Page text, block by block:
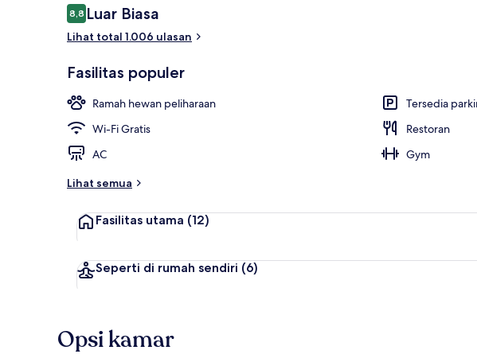
Ulasan
8,88,8 dari 10
Luar Biasa
Lihat total 1.006 ulasan
Fasilitas populer
Ramah hewan peliharaan
Tersedia
Wi-Fi Gratis
Restoran
AC
Gym
Lihat semua
Fasilitas utama (12)
Seperti di rumah sendiri (6)
Opsi kamar